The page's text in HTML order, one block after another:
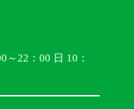
～22：00 日 10：